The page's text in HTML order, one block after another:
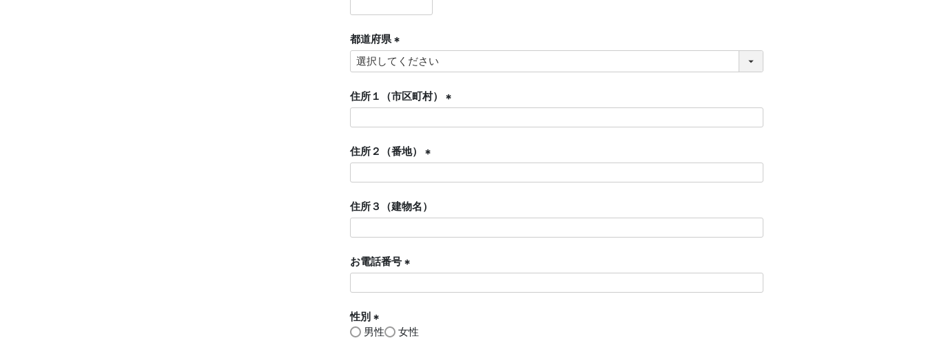
必
)
都道府県
(
必
須
)
住所１（市区町村）
必
)
住所２（番地）
必
須
)
住所３（建物名）
お電話番号
必
)
性別
(
男性 女性